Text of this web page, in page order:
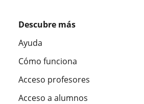
Descubre más
Ayuda
Cómo funciona
Acceso profesores
Acceso a alumnos